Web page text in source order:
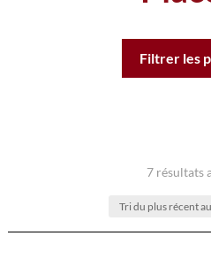
Filtrer les
7 résultats